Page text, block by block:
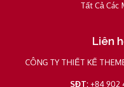
Tất Cả Các
Liên
CÔNG TY THIẾT KẾ
SĐT: +84 902